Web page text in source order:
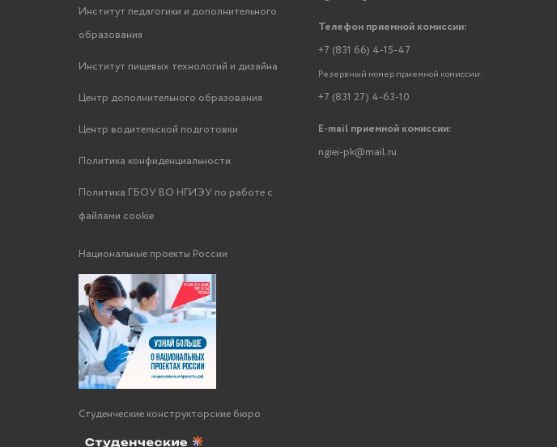
Институт педагогики и дополнительного
образования
Институт пищевых технологий и дизайна
Центр дополнительного образования
Центр водительской подготовки
Политика конфиденциальности
Политика ГБОУ ВО НГИЭУ по работе с
файлами cookie
Национальные проекты России
Студенческие конструкторские бюро
Телефон приемной комиссии:
+7 (831 66) 4-15-47
Резервный номер приемной комиссии:
+7 (831 27) 4-63-10
E-mail приемной комиссии:
ngiei-pk@mail.ru